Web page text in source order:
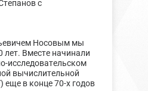
с
Носовым мы
лет. Вместе начинали
исследовательском
вычислительной
в конце 70-х годов